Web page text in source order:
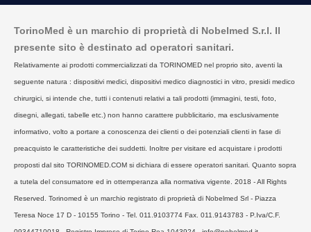
TorinoMed è un marchio di proprietà di Nobelmed S.r.l. Il
presente sito è destinato ad operatori sanitari.
Relativamente ai prodotti commercializzati da TORINOMED nel proprio sito, aventi la
seguente natura : dispositivi medici, dispositivi medico diagnostici in vitro, presidi medico
chirurgici, si intende che, tutti i contenuti relativi a tali prodotti (immagini, testi, foto,
disegni, allegati, tabelle etc.) non hanno carattere pubblicitario, ma esclusivamente
informativo, volto a portare a conoscenza dei clienti o dei potenziali clienti in fase di
preacquisto le caratteristiche dei suddetti. Inoltre per visitare ed acquistare i prodotti
proposti dal sito TORINOMED.COM si dichiara di essere operatori sanitari. Quanto sopra
a tutela del consumatore ed in ottemperanza alla normativa vigente. 2018 - All Rights
Reserved. Torinomed è un marchio registrato di proprietà di Nobelmed Srl - Piazza
Teresa Noce 17 D - 10155 Torino - Tel. 011.9103774 Fax. 011.9143783 - P.Iva/C.F.